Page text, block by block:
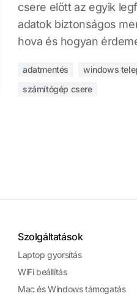
csere előtt az egyik
adatok biztonságos
hova és hogyan
adatmentés windows
számítógép csere
Szolgáltatások
Laptop gyorsítás
WiFi beállítás
Mac és Windows támogatás